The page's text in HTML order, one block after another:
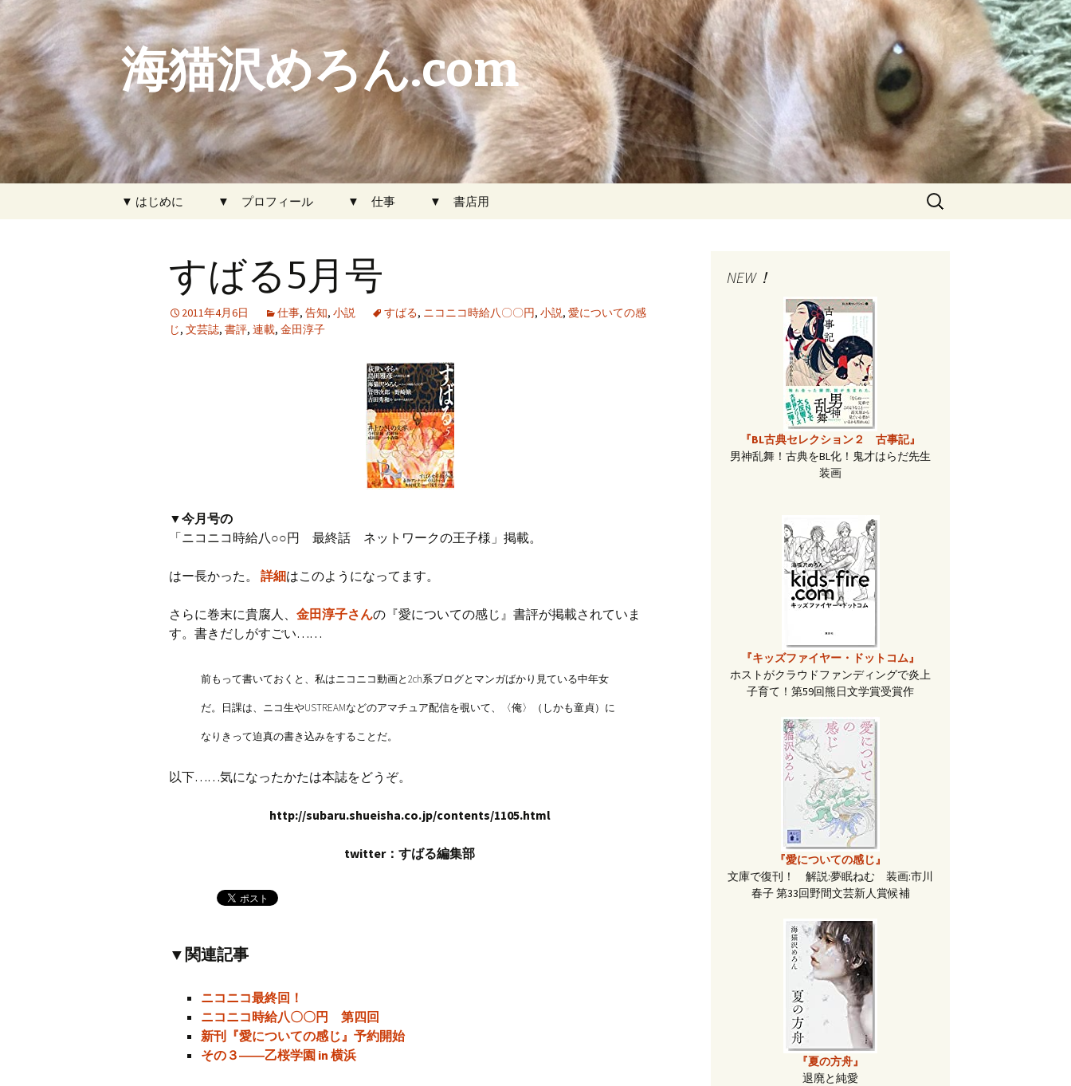
海猫沢めろん.com
▼ はじめに ▼ プロフィール ▼ 仕事 ▼ 書店用
検
すばる5月号
2011年4月6日 仕事, 告知, 小説 すばる, ニコニコ時給八〇〇円, 小説, 愛についての感
じ, 文芸誌, 書評, 連載, 金田淳子
▼今月号の
「ニコニコ時給八○○円 最終話 ネットワークの王子様」掲載。
はー長かった。 詳細はこのようになってます。
さらに巻末に貴腐人、 金田淳子さんの『愛についての感じ』書評が掲載されていま
す。書きだしがすごい……
前もって書いておくと、私はニコニコ動画と2ch系ブログとマンガばかり見ている中年女
だ。日課は、ニコ生やUSTREAMなどのアマチュア配信を覗いて、〈俺〉（しかも童貞）に
なりきって迫真の書き込みをすることだ。
以下……気になったかたは本誌をどうぞ。
http://subaru.shueisha.co.jp/contents/1105.html
twitter：すばる編集部
▼関連記事
ニコニコ最終回！
ニコニコ時給八〇〇円 第四回
新刊『愛についての感じ』予約開始
その３――乙桜学園 in 横浜
NEW！
『BL古典セレクション２ 古事記』
男神乱舞！古典をBL化！鬼才はらだ先生
装画
『キッズファイヤー・ドットコム』
ホストがクラウドファンディングで炎上
子育て！第59回熊日文学賞受賞作
『愛についての感じ』
文庫で復刊！ 解説:夢眠ねむ 装画:市川
春子 第33回野間文芸新人賞候補
『夏の方舟』
退廃と純愛